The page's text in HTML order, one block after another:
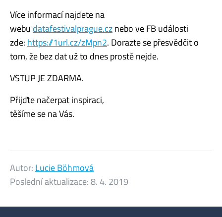
Více informací najdete na
webu datafestivalprague.cznebo ve FB události
zde: https://1url.cz/zMpn2. Dorazte se přesvědčit o
tom, že bez dat už to dnes prostě nejde.
VSTUP JE ZDARMA.
Přijďte načerpat inspiraci,
těšíme se na Vás.
Autor: Lucie Böhmová
Poslední aktualizace:8. 4. 2019